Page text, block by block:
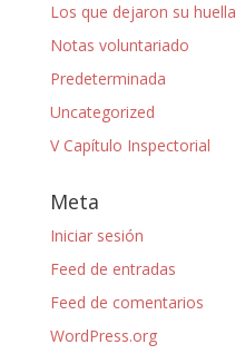
Los que dejaron su huella
Notas voluntariado
Predeterminada
Uncategorized
V Capítulo Inspectorial
Meta
Iniciar sesión
Feed de entradas
Feed de comentarios
WordPress.org